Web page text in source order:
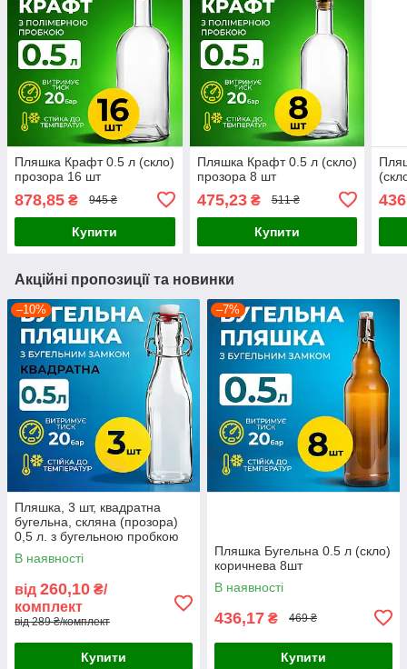
Пляшка Крафт 0.5 л (скло)
прозора 16 шт
878,85 ₴ 945 ₴
Купити
Пляшка Крафт 0.5 л (скло)
прозора 8 шт
475,23₴ 511 ₴
Купити
Акційні пропозиції та новинки
–10%
Пляшка, 3 шт, квадратна
бугельна, скляна (прозора)
0,5 л. з бугельною пробкою
В наявності
від 260,10 ₴/
комплект
від 289 ₴/комплект
Купити
–7%
Пляшка Бугельна 0.5 л (скло)
коричнева 8шт
В наявності
436,17 ₴ 469 ₴
Купити